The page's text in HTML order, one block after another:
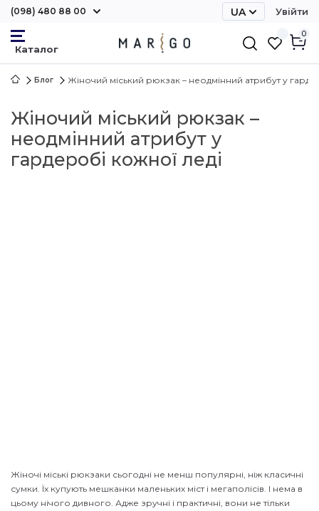
(098) 480 88 00
UA
Увійти
0
Блог Жіночий міський рюкзак – неодмінний атрибут у
Жіночий міський рюкзак –
неодмінний атрибут у
гардеробі кожної леді
Жіночі міські рюкзаки сьогодні не менш популярні, ніж класичні
сумки. Їх купують мешканки маленьких міст і мегаполісів. І нема в
цьому нічого дивного. Адже зручні і практичні, вони не тільки